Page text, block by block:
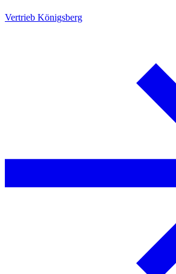
Vertrieb Königsberg